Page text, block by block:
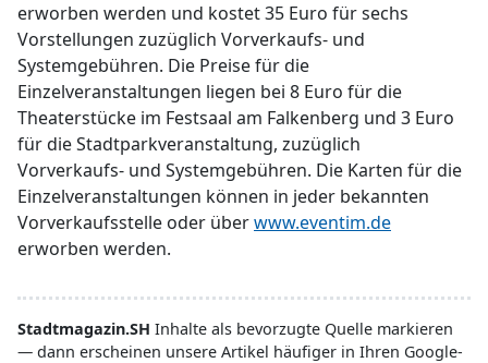
erworben werden und kostet 35 Euro für sechs
Vorstellungen zuzüglich Vorverkaufs- und
Systemgebühren. Die Preise für die
Einzelveranstaltungen liegen bei 8 Euro für die
Theaterstücke im Festsaal am Falkenberg und 3 Euro
für die Stadtparkveranstaltung, zuzüglich
Vorverkaufs- und Systemgebühren. Die Karten für die
Einzelveranstaltungen können in jeder bekannten
Vorverkaufsstelle oder überwww.eventim.de
erworben werden.
Stadtmagazin.SH Inhalte als bevorzugte Quelle markieren
— dann erscheinen unsere Artikel häufiger in Ihren Google-